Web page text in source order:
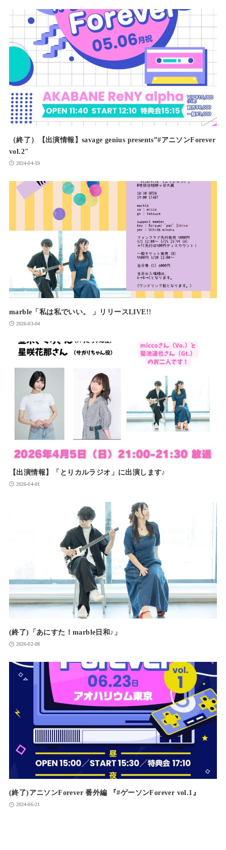
（終了）【出演情報】savage genius presents”#アニソンForever
vol.2″
2024-04-19
marble「私は私でいい。 」リリースLIVE!!
2026-03-04
【出演情報】「とりカルラジオ」に出演します♪
2026-04-01
(終了)「あにすた！marble日和♪」
2026-02-08
(終了)アニソンForever 番外編 『#ゲーソンForever vol.1』
2024-06-21